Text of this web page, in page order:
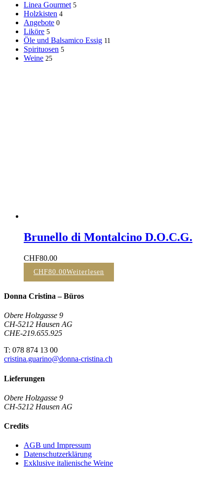
Linea Gourmet 5
Holzkisten 4
Angebote 0
Liköre 5
Öle und Balsamico Essig 11
Spirituosen 5
Weine 25
Brunello di Montalcino D.O.C.G.
CHF80.00
CHF80.00Weiterlesen
Donna Cristina – Büros
Obere Holzgasse 9
CH-5212 Hausen AG
CHE-219.655.925
T: 078 874 13 00
cristina.guarino@donna-cristina.ch
Lieferungen
Obere Holzgasse 9
CH-5212 Hausen AG
Credits
AGB und Impressum
Datenschutzerklärung
Exklusive italienische Weine